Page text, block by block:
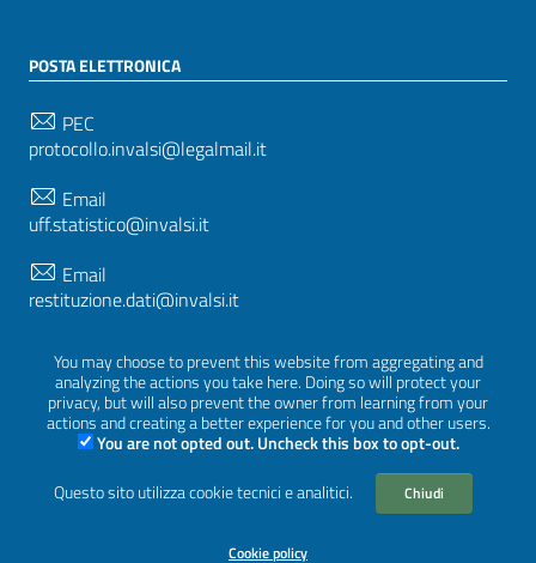
You may choose to prevent this website from aggregating and
analyzing the actions you take here. Doing so will protect your
privacy, but will also prevent the owner from learning from your
actions and creating a better experience for you and other users.
You are not opted out. Uncheck this box to opt-out.
Questo sito utilizza cookie tecnici e analitici.
Chiudi
Cookie policy
POSTA ELETTRONICA
PEC
protocollo.invalsi@legalmail.it
Email
uff.statistico@invalsi.it
Email
restituzione.dati@invalsi.it
SEGUICI SU
Sezione Link Utili
Privacy | Cookie policy | Crediti |Tema grafico ItaliaWP2
Prototipo per siti PA di AgID